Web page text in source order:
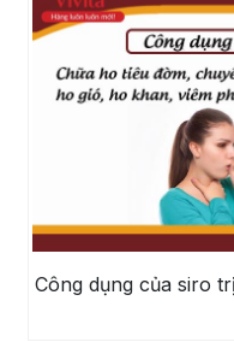
Công dụng của siro